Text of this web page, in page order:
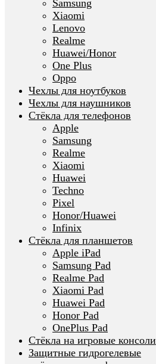
Samsung
Xiaomi
Lenovo
Realme
Huawei/Honor
One Plus
Oppo
Чехлы для ноутбуков
Чехлы для наушников
Стёкла для телефонов
Apple
Samsung
Realme
Xiaomi
Huawei
Techno
Pixel
Honor/Huawei
Infinix
Стёкла для планшетов
Apple iPad
Samsung Pad
Realme Pad
Xiaomi Pad
Huawei Pad
Honor Pad
OnePlus Pad
Стёкла на игровые консоли
Защитные гидрогелевые